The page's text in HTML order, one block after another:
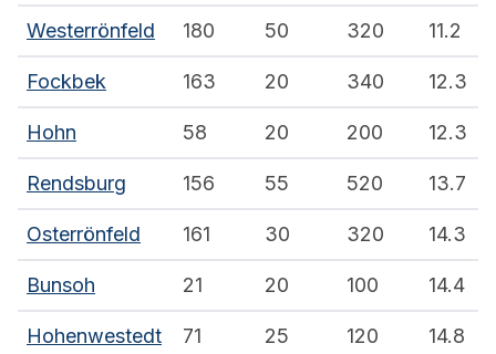
Westerrönfeld 180 50 320 11.2
Fockbek 163 20 340 12.3
Hohn 58 20 200 12.3
Rendsburg 156 55 520 13.7
Osterrönfeld 161 30 320 14.3
Bunsoh 21 20 100 14.4
Hohenwestedt 71 25 120 14.8